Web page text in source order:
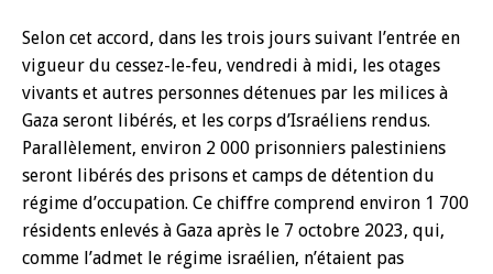
Selon cet accord, dans les trois jours suivant l’entrée en
vigueur du cessez-le-feu, vendredi à midi, les otages
vivants et autres personnes détenues par les milices à
Gaza seront libérés, et les corps d’Israéliens rendus.
Parallèlement, environ 2 000 prisonniers palestiniens
seront libérés des prisons et camps de détention du
régime d’occupation. Ce chiffre comprend environ 1 700
résidents enlevés à Gaza après le 7 octobre 2023, qui,
comme l’admet le régime israélien, n’étaient pas